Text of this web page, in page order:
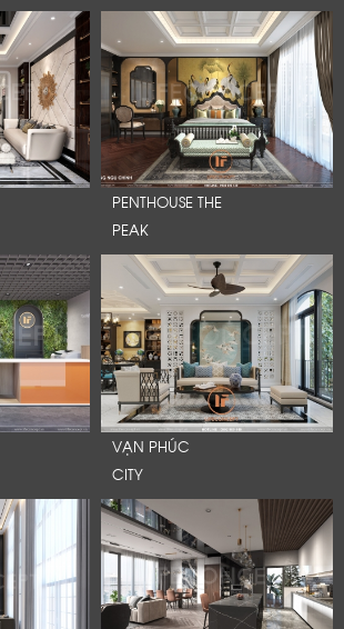
PENTHOUSE THE
PEAK
VẠN PHÚC
CITY